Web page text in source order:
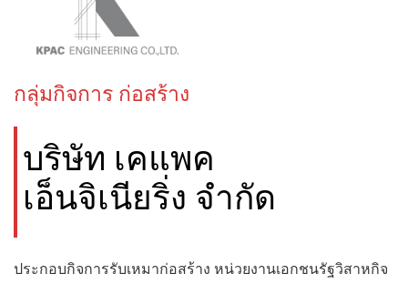
กลุ่มกิจการ ก่อสร้าง
บริษัท เคแพค
เอ็นจิเนียริ่ง จำกัด
ประกอบกิจการรับเหมาก่อสร้าง หน่วยงานเอกชนรัฐวิสาหกิจ